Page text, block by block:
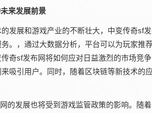
来发展前景
发展和游戏产业的不断壮大，中变传奇sf
。，通过大数据分析，平台可以为玩家推
奇sf发布网将如何应对日益激烈的市场竞
吸引用户。同时，随着区块链等新技术
的发展也将受到游戏监管政策的影响。随